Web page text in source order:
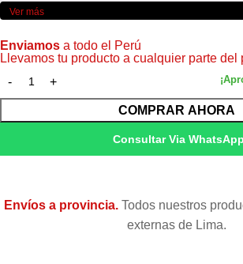
Ver más
Enviamos a todo el Perú
Llevamos tu producto a cualquier parte del
COMPRAR AHORA
Consultar Via WhatsApp
Envíos a provincia.Todos nuestros
externas de Lima.